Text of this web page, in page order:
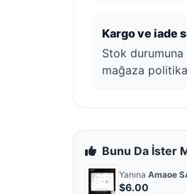
Kargo ve iade
Stok durumuna
mağaza
Bunu Da İster
Yanına Amaoe
$6.00